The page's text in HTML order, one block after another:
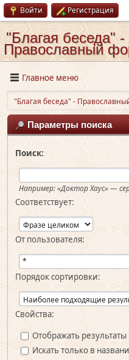
Войти Регистрация
"Благая беседа" -
Православный
Главное меню
"Благая беседа" -
Параметры поиска
Поиск:
Например:«Доктор Хаус» —
Соответствует:
От пользователя:
Порядок сортировки:
Свойства:
Отображать
Искать только в